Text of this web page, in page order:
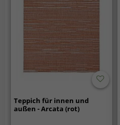
Teppich für innen und
außen - Arcata (rot)